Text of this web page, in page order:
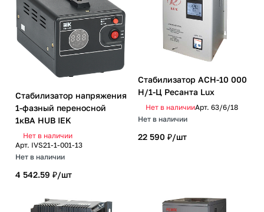
Стабилизатор напряжения
1-фазный переносной
1кВА HUB IEK
Нет в наличии
Арт. IVS21-1-001-13
Нет в наличии
4 542.59 ₽/шт
Стабилизатор АСН-10 000
Н/1-Ц Ресанта Lux
Нет в наличииАрт. 63/6/18
Нет в наличии
22 590 ₽/шт